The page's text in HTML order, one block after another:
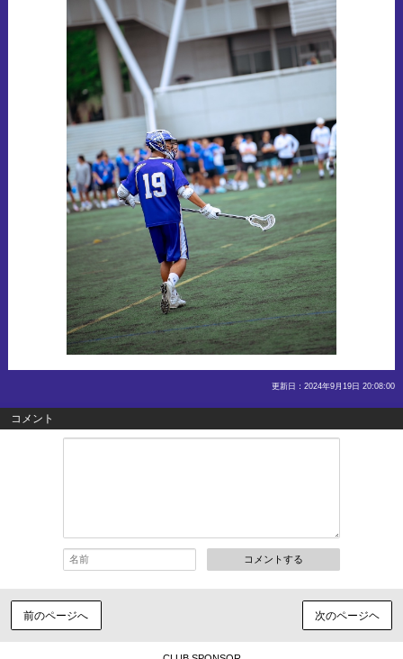
更新日：2024年9月19日 20:08:00
コメント
コメントする
前のページへ 次のページヘ